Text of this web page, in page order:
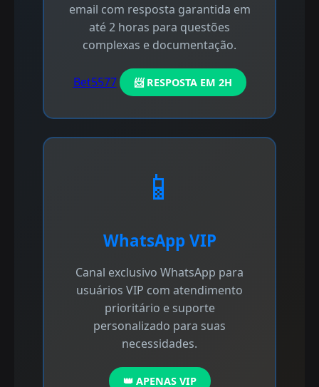
email com resposta garantida em
até 2 horas para questões
complexas e documentação.
Bet5577 📨 RESPOSTA EM 2H
📱
WhatsApp VIP
Canal exclusivo WhatsApp para
usuários VIP com atendimento
prioritário e suporte
personalizado para suas
necessidades.
👑 APENAS VIP